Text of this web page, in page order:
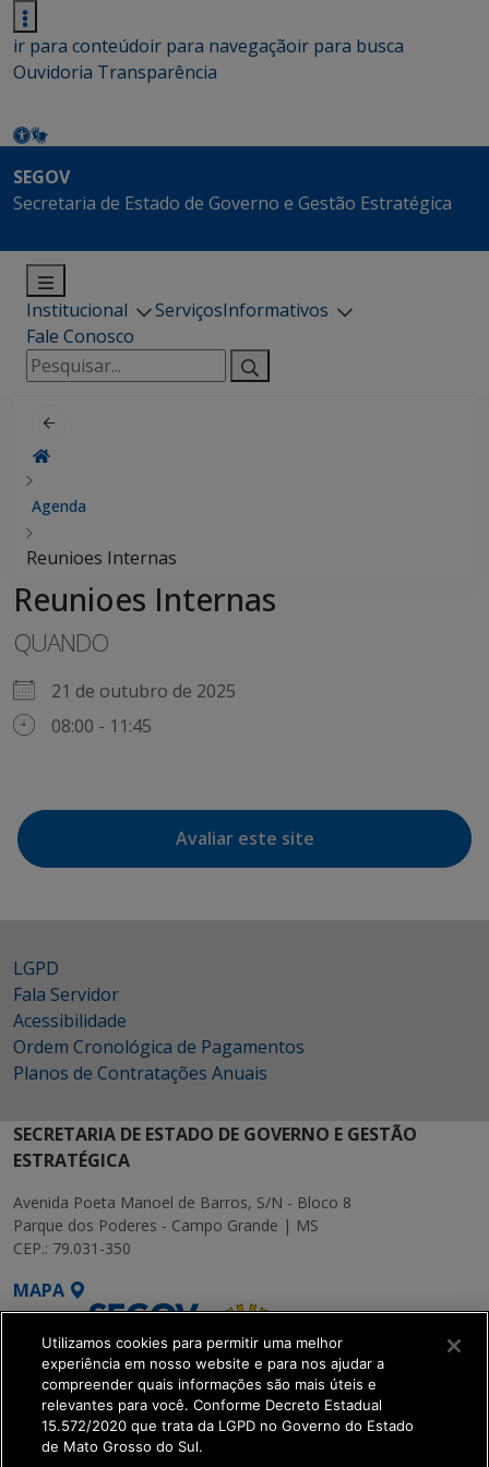
ir para conteúdoir para navegaçãoir para busca
Ouvidoria Transparência
SEGOV
Secretaria de Estado de Governo e Gestão Estratégica
Institucional ServiçosInformativos
Fale Conosco
Pesquisar
por:
Agenda
Reunioes Internas
Reunioes Internas
QUANDO
21 de outubro de 2025
08:00 - 11:45
Avaliar este site
LGPD
Fala Servidor
Acessibilidade
Ordem Cronológica de Pagamentos
Planos de Contratações Anuais
SECRETARIA DE ESTADO DE GOVERNO E GESTÃO
ESTRATÉGICA
Avenida Poeta Manoel de Barros, S/N - Bloco 8
Parque dos Poderes - Campo Grande | MS
CEP.: 79.031-350
MAPA
SETDIG | Secretaria-
Executiva de
Utilizamos cookies para permitir uma melhor
experiência em nosso website e para nos ajudar a
compreender quais informações são mais úteis e
relevantes para você. Conforme Decreto Estadual
15.572/2020 que trata da LGPD no Governo do Estado
de Mato Grosso do Sul.